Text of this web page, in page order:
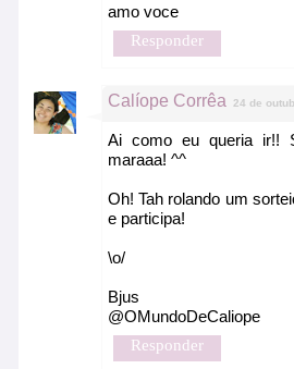
amo voce
Responder
Calíope Corrêa 24 de
Ai como eu queria ir!!
maraaa! ^^
Oh! Tah rolando um
e participa!
\o/
Bjus
@OMundoDeCaliope
Responder